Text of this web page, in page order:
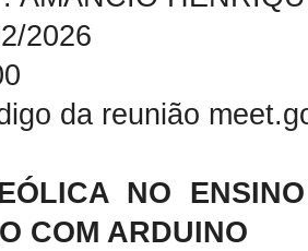
2026
da reunião
NO
COM ARDUINO